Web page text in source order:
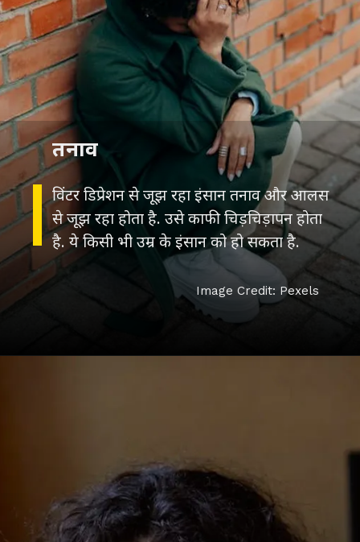
विंटर डिप्रेशन से जूझ रहा इंसान तनाव और आलस
से जूझ रहा होता है. उसे काफी चिड़चिड़ापन होता
है. ये किसी भी उम्र के इंसान को हो सकता है.
तनाव
Image Credit: Pexels